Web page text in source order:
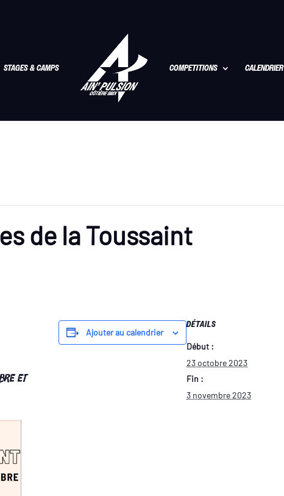
STAGES & CAMPS COMPETITIONS CALENDRIER
de la Toussaint
et
Ajouter au calendrier
DÉTAILS
Début :
23 octobre 2023
Fin :
3 novembre 2023